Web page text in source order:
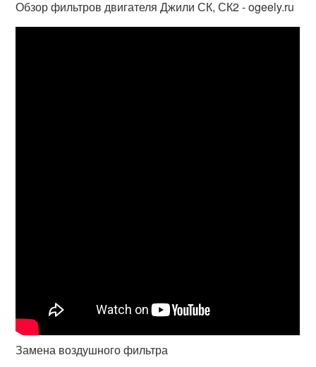
Обзор фильтров двигателя Джили СК, СК2 - ogeely.ru
Замена воздушного фильтра